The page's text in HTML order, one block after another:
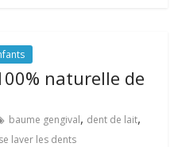
naturelle de
baume gengival, dent de lait,
se laver les dents